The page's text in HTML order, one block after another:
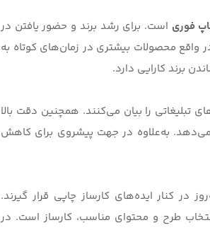
فوری است. برای رشد برند و حضور یافتن در
واقع محصولات بیشتری در زمان‌های کوتاه به
برند کارایی دارد.
تبلیغاتی را بیان می‌کنند. همچنین دقت بالا
به‌علاوه در جهت پیشروی برای کاهش
در کنار ایده‌های کارساز چاپی قرار گیرند.
طرح و محتوای مناسب، کارساز است. در